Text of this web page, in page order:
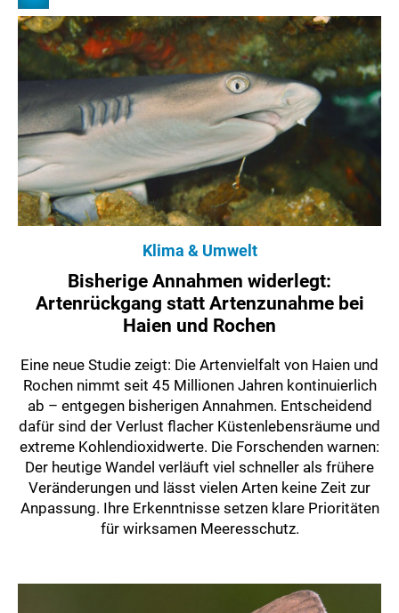
Klima & Umwelt
Bisherige Annahmen widerlegt:
Artenrückgang statt Artenzunahme bei
Haien und Rochen
Eine neue Studie zeigt: Die Artenvielfalt von Haien und
Rochen nimmt seit 45 Millionen Jahren kontinuierlich
ab – entgegen bisherigen Annahmen. Entscheidend
dafür sind der Verlust flacher Küstenlebensräume und
extreme Kohlendioxidwerte. Die Forschenden warnen:
Der heutige Wandel verläuft viel schneller als frühere
Veränderungen und lässt vielen Arten keine Zeit zur
Anpassung. Ihre Erkenntnisse setzen klare Prioritäten
für wirksamen Meeresschutz.